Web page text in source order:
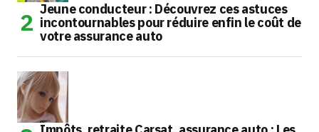
Jeune conducteur : Découvrez ces astuces
incontournables pour réduire enfin le coût de
votre assurance auto